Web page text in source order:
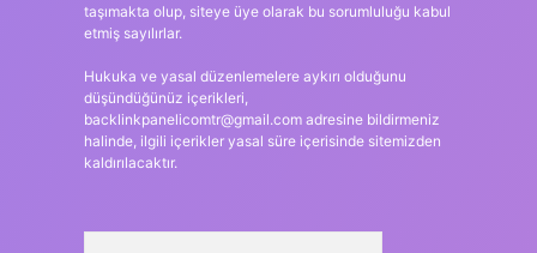
taşımakta olup, siteye üye olarak bu sorumluluğu kabul
etmiş sayılırlar.
Hukuka ve yasal düzenlemelere aykırı olduğunu
düşündüğünüz içerikleri,
backlinkpanelicomtr@gmail.comadresine bildirmeniz
halinde, ilgili içerikler yasal süre içerisinde sitemizden
kaldırılacaktır.